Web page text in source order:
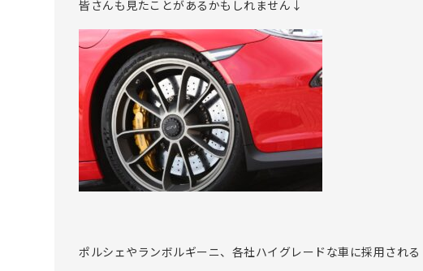
皆さんも見たことがあるかもしれません↓
ポルシェやランボルギーニ、各社ハイグレードな車に採用される